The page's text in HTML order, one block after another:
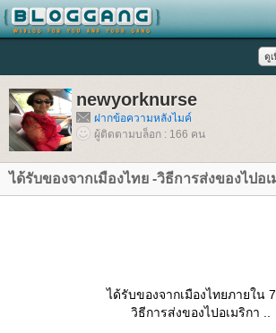
newyorknurse
ฝากข้อความหลังไมค์
ผู้ติดตามบล็อก : 166 คน
ได้รับของจากเมืองไทย -วิธีการส่งของไปอเ
ได้รับของจากเมืองไทยภายใน
วิธีการส่งของไปอเมริกา ..